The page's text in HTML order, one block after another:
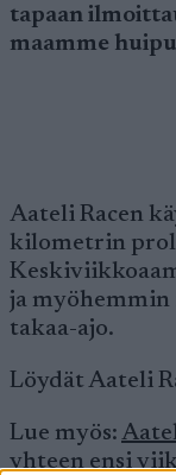
tapaan
maamme
Aateli Racen
kilometrin
ja
takaa-ajo.
Löydät Aateli
Lue myös:
yhteen ensi